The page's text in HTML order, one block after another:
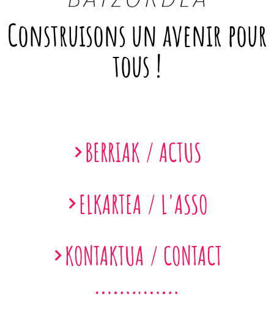
Construisons un avenir pour
tous !
BERRIAK / ACTUS
ELKARTEA / L'ASSO
KONTAKTUA / CONTACT